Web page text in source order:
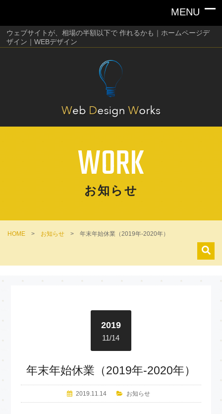
ウェブサイトが、相場の半額以下で 作れるかも｜ホームページデ
ザイン｜WEBデザイン
WORK
お知らせ
HOME > お知らせ > 年末年始休業（2019年-2020年）
2019
11/14
年末年始休業（2019年-2020年）
2019.11.14 お知らせ